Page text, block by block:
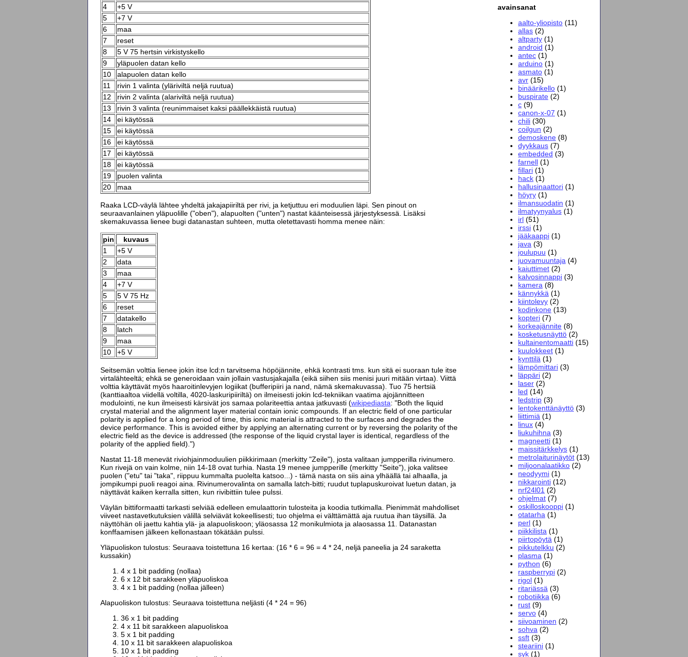
avainsanat
aalto-yliopisto (11)
allas (2)
altparty (1)
android (1)
antec (1)
arduino (1)
asmato (1)
avr (15)
binäärikello (1)
buspirate (2)
c (9)
canon-x-07 (1)
chili (30)
coilgun (2)
demoskene (8)
dyykkaus (7)
embedded (3)
farnell (1)
fillari (1)
hack (1)
hallusinaattori (1)
höyry (1)
ilmansuodatin (1)
ilmatyynyalus (1)
irl (51)
irssi (1)
jääkaappi (1)
java (3)
joulupuu (1)
juovamuuntaja (4)
kaiuttimet (2)
kalvosinnappi (3)
kamera (8)
kännykkä (1)
kiintolevy (2)
kodinkone (13)
kopteri (7)
korkeajännite (8)
kosketusnäyttö (2)
kultainentomaatti (15)
kuulokkeet (1)
kynttilä (1)
lämpömittari (3)
läppäri (2)
laser (2)
led (14)
ledstrip (3)
lentokenttänäyttö (3)
liittimiä (1)
linux (4)
liukuhihna (3)
magneetti (1)
maissitärkkelys (1)
metrolaiturinäytöt (13)
miljoonalaatikko (2)
neodyymi (1)
nikkarointi (12)
nrf24l01 (2)
ohjelmat (7)
oskilloskooppi (1)
otatarha (1)
perl (1)
piikkilista (1)
piirtopöytä (1)
pikkutelkku (2)
plasma (1)
python (6)
raspberrypi (2)
rigol (1)
ritariässä (3)
robotiikka (6)
rust (9)
servo (4)
siivoaminen (2)
sohva (2)
ssft (3)
steariini (1)
syk (1)
4
+5 V
5
+7 V
6
maa
7
reset
8
5 V 75 hertsin virkistyskello
9
yläpuolen datan kello
10
alapuolen datan kello
11
rivin 1 valinta (yläriviltä neljä ruutua)
12
rivin 2 valinta (alariviltä neljä ruutua)
13
rivin 3 valinta (reunimmaiset kaksi päällekkäistä ruutua)
14
ei käytössä
15
ei käytössä
16
ei käytössä
17
ei käytössä
18
ei käytössä
19
puolen valinta
20
maa
Raaka LCD-väylä lähtee yhdeltä jakajapiiriltä per rivi, ja ketjuttuu eri moduulien läpi. Sen pinout on
seuraavanlainen yläpuolille ("oben"), alapuolten ("unten") nastat käänteisessä järjestyksessä. Lisäksi
skemakuvassa lienee bugi datanastan suhteen, mutta oletettavasti homma menee näin:
pin
kuvaus
1
+5 V
2
data
3
maa
4
+7 V
5
5 V 75 Hz
6
reset
7
datakello
8
latch
9
maa
10
+5 V
Seitsemän volttia lienee jokin itse lcd:n tarvitsema höpöjännite, ehkä kontrasti tms. kun sitä ei suoraan tule itse
virtalähteeltä; ehkä se generoidaan vain jollain vastusjakajalla (eikä siihen siis menisi juuri mitään virtaa). Viittä
volttia käyttävät myös haaroitinlevyjen logiikat (bufferipiiri ja nand, nämä skemakuvassa). Tuo 75 hertsiä
(kanttiaaltoa viidellä voltilla, 4020-laskuripiiriltä) on ilmeisesti jokin lcd-tekniikan vaatima ajojännitteen
modulointi, ne kun ilmeisesti kärsivät jos samaa polariteettia antaa jatkuvasti (wikipediasta: "Both the liquid
crystal material and the alignment layer material contain ionic compounds. If an electric field of one particular
polarity is applied for a long period of time, this ionic material is attracted to the surfaces and degrades the
device performance. This is avoided either by applying an alternating current or by reversing the polarity of the
electric field as the device is addressed (the response of the liquid crystal layer is identical, regardless of the
polarity of the applied field).")
Nastat 11-18 menevät riviohjainmoduulien piikkirimaan (merkitty "Zeile"), josta valitaan jumpperilla rivinumero.
Kun rivejä on vain kolme, niin 14-18 ovat turhia. Nasta 19 menee jumpperille (merkitty "Seite"), joka valitsee
puolen ("etu" tai "taka", riippuu kummalta puolelta katsoo...) - tämä nasta on siis aina ylhäällä tai alhaalla, ja
jompikumpi puoli reagoi aina. Rivinumerovalinta on samalla latch-bitti; ruudut tuplapuskuroivat luetun datan, ja
näyttävät kaiken kerralla sitten, kun rivibittiin tulee pulssi.
Väylän bittiformaatti tarkasti selviää edelleen emulaattorin tulosteita ja koodia tutkimalla. Pienimmät mahdolliset
viiveet nastavetkutuksien välillä selviävät kokeellisesti; tuo ohjelma ei välttämättä aja ruutua ihan täysillä. Ja
näyttöhän oli jaettu kahtia ylä- ja alapuoliskoon; yläosassa 12 monikulmiota ja alaosassa 11. Datanastan
konffaamisen jälkeen kellonastaan tökätään pulssi.
Yläpuoliskon tulostus: Seuraava toistettuna 16 kertaa: (16 * 6 = 96 = 4 * 24, neljä paneelia ja 24 saraketta
kussakin)
4 x 1 bit padding (nollaa)
6 x 12 bit sarakkeen yläpuoliskoa
4 x 1 bit padding (nollaa jälleen)
Alapuoliskon tulostus: Seuraava toistettuna neljästi (4 * 24 = 96)
36 x 1 bit padding
4 x 11 bit sarakkeen alapuoliskoa
5 x 1 bit padding
10 x 11 bit sarakkeen alapuoliskoa
10 x 1 bit padding